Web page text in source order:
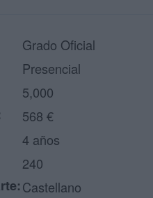
Grado Oficial
Presencial
5,000
568 €
4 años
240
Castellano